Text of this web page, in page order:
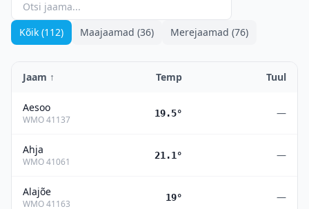
Kõik (112) Maajaamad (36) Merejaamad (76)
Jaam ↑ Temp Tuul
Aesoo
WMO41137
19.5° —
Ahja
WMO41061
21.1° —
Alajõe
WMO41163
19° —